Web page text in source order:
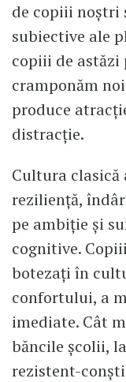
de copiii noștri
subiective ale
copiii de astăzi
cramponăm
produce
distracție.
Cultura clasică
reziliență,
pe ambiție și
cognitive.
botezați în
confortului, a
imediate. Cât
băncile școlii,
rezistent-